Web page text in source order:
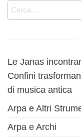
Ricerca per:
Le Janas
Confini
di musica antica
Arpa e Altri
Arpa e Archi